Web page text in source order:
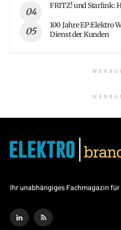
FRITZ! und Starlink:
100 Jahre EP:Elektro
Dienst der Kunden
Ihr unabhängiges Fachmagazin für